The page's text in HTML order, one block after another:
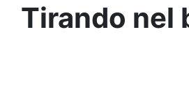
Tirando nel